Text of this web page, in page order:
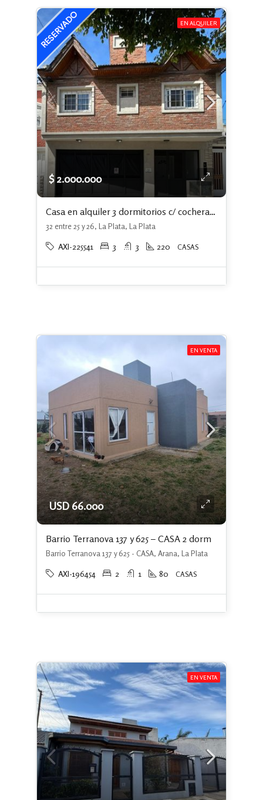
EN ALQUILER
$ 2.000.000
Casa en alquiler 3 dormitorios c/ cochera en La Plata
32 entre 25 y 26, La Plata, La Plata
AXI-225541 3 3 220 CASAS
EN VENTA
USD 66.000
Barrio Terranova 137 y 625 – CASA 2 dorm
Barrio Terranova 137 y 625 - CASA, Arana, La Plata
AXI-196454 2 1 80 CASAS
EN VENTA